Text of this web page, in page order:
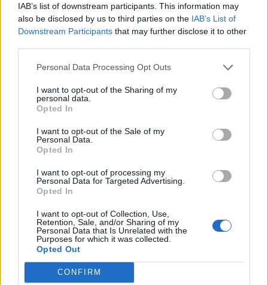
IAB’s list of downstream participants. This information may
also be disclosed by us to third parties on the IAB’s List of
Downstream Participants that may further disclose it to other
Personal Data Processing Opt Outs
I want to opt-out of the Sharing of my
personal data.
Opted In
I want to opt-out of the Sale of my
Personal Data.
Opted In
I want to opt-out of processing my
Personal Data for Targeted Advertising.
Opted In
I want to opt-out of Collection, Use,
Retention, Sale, and/or Sharing of my
Personal Data that Is Unrelated with the
Purposes for which it was collected.
Opted Out
CONFIRM
és MAN részvényeket tekintjük át a technikai
elemzés eszközeinek felhasználásával.
ADIDAS Az Adidas részvények árfolyam-korrekciója a
tegnapi napon egy fontos támasz szinthez érkezett,
A rést a grafikonon a kis sárga téglalap jelöli. Egyenlőre
úgy tűnik, a rés erős támasznak bizonyult, hiszen a
emelkedésben az ellenállást a 47 eurós csúcs jelenti...
KEDVES OLVASÓNK!
A keresett cikk a portfolio.hu hírarchívumához
tartozik, melynek olvasása előfizetéses
regisztrációhoz kötött.
Az előfizetés a következőket tartalmazza:
Portfolio.hu teljes cikkarchívum
Kötéslisták: BÉT elmúlt 2 év napon belüli